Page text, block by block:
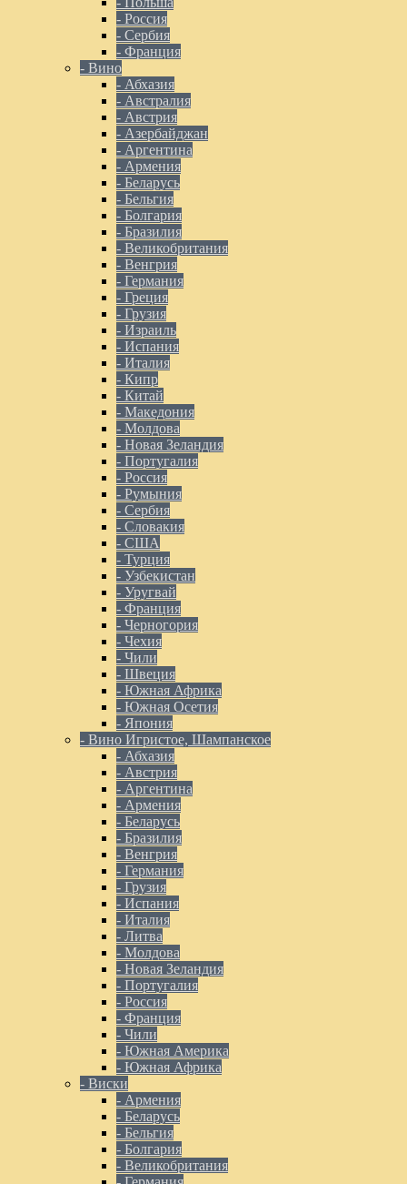
- Россия
- Сербия
- Франция
- Вино
- Абхазия
- Австралия
- Австрия
- Азербайджан
- Аргентина
- Армения
- Беларусь
- Бельгия
- Болгария
- Бразилия
- Великобритания
- Венгрия
- Германия
- Греция
- Грузия
- Израиль
- Испания
- Италия
- Кипр
- Китай
- Македония
- Молдова
- Новая Зеландия
- Португалия
- Россия
- Румыния
- Сербия
- Словакия
- США
- Турция
- Узбекистан
- Уругвай
- Франция
- Черногория
- Чехия
- Чили
- Швеция
- Южная Африка
- Южная Осетия
- Япония
- Вино Игристое, Шампанское
- Абхазия
- Австрия
- Аргентина
- Армения
- Беларусь
- Бразилия
- Венгрия
- Германия
- Грузия
- Испания
- Италия
- Литва
- Молдова
- Новая Зеландия
- Португалия
- Россия
- Франция
- Чили
- Южная Америка
- Южная Африка
- Виски
- Армения
- Беларусь
- Бельгия
- Болгария
- Великобритания